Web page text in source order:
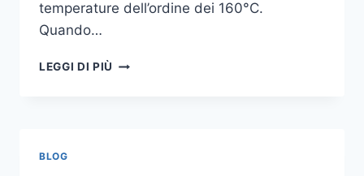
temperature dell’ordine dei 160°C.
Quando…
LEGGI DI PIÙ COME
BLOG